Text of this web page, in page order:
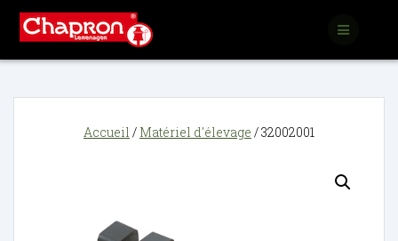
Accueil / Matériel d'élevage / 32002001